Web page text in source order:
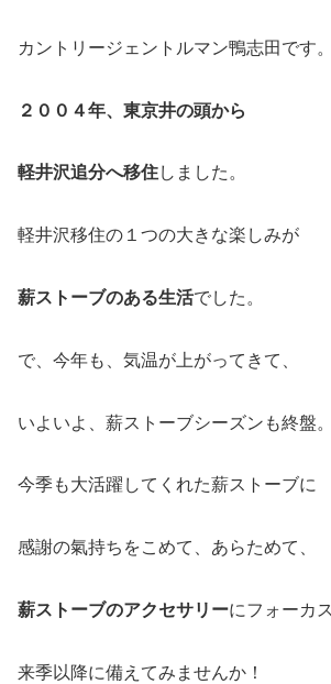
カントリージェントルマン鴨志田です。
２００４年、東京井の頭から
軽井沢追分へ移住しました。
軽井沢移住の１つの大きな楽しみが
薪ストーブのある生活でした。
で、今年も、気温が上がってきて、
いよいよ、薪ストーブシーズンも終盤。
今季も大活躍してくれた薪ストーブに
感謝の氣持ちをこめて、あらためて、
薪ストーブのアクセサリーにフォーカ
来季以降に備えてみませんか！